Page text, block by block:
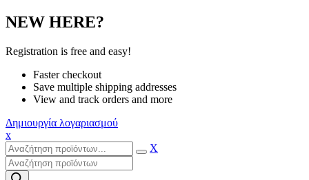
NEW HERE?
Registration is free and easy!
Faster checkout
Save multiple shipping addresses
View and track orders and more
Δημιουργία λογαριασμού
x
X
Products
search